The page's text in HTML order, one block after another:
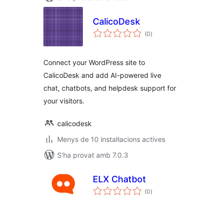
CalicoDesk
(0puntuacions
totals
)
Connect your WordPress site to
CalicoDesk and add AI-powered live
chat, chatbots, and helpdesk support for
your visitors.
calicodesk
Menys de 10 instal·lacions actives
S'ha provat amb 7.0.3
ELX Chatbot
(0puntuacions
totals
)